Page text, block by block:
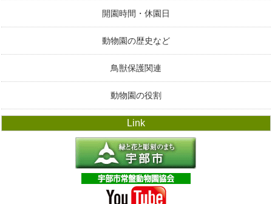
開園時間・休園日
動物園の歴史など
鳥獣保護関連
動物園の役割
Link